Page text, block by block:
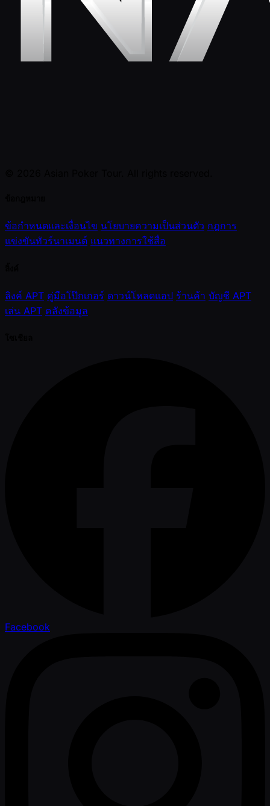
ข้อกำหนดและเงื่อนไข นโยบายความเป็นส่วนตัว กฎการ
แข่งขันทัวร์นาเมนต์ แนวทางการใช้สื่อ
ลิงค์ APT คู่มือโป๊กเกอร์ ดาวน์โหลดแอป ร้านค้า บัญชี APT
เล่น APT คลังข้อมูล
Facebook